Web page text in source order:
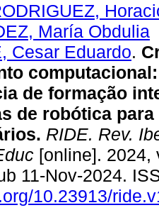
María Obdulia
Cesar Eduardo.
de formação
de robótica
RIDE. Rev.
[online]. 2024,
11-Nov-2024.
10.23913/